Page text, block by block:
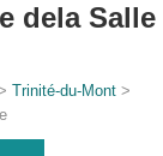
dela Salle
Trinité-du-Mont >